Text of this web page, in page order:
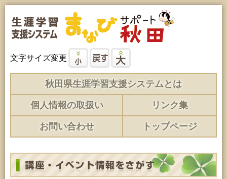
文字サイズ変更
秋田県生涯学習支援システムとは
個人情報の取扱い リンク集
お問い合わせ トップページ